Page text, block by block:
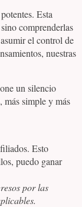
Esta
comprenderlas
el control de
nuestras
un silencio
más simple y más
Esto
puedo ganar
por las